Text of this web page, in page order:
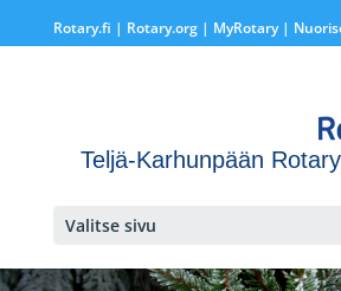
Rotary.fi | Rotary.org| MyRotary |
Teljä-Karhunpään
Valitse sivu